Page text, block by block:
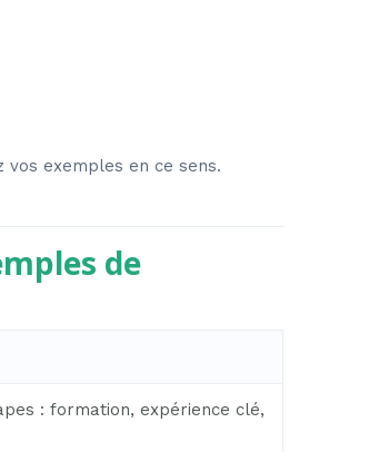
exemples en ce sens.
de
: formation, expérience clé,